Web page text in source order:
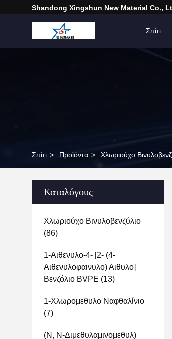
Shandong Xingshun New Material Co.,
Σπίτι
Σπίτι > Προϊόντα > Χλωριούχο
Καταλόγους
Χλωριούχο Βινυλοβενζύλιο
(86)
1-Αιθενυλο-4- [2- (4-
Αιθενυλοφαινυλο) Αιθυλο]
Βενζόλιο BVPE (13)
1-Χλωρομεθυλο Ναφθαλίνιο
(7)
(Ν, Ν-Διμεθυλαμινομεθυλ)